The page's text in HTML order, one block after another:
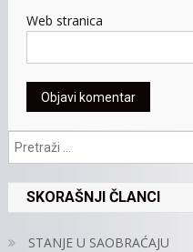
Web stranica
SKORAŠNJI ČLANCI
STANJE U SAOBRAĆAJU